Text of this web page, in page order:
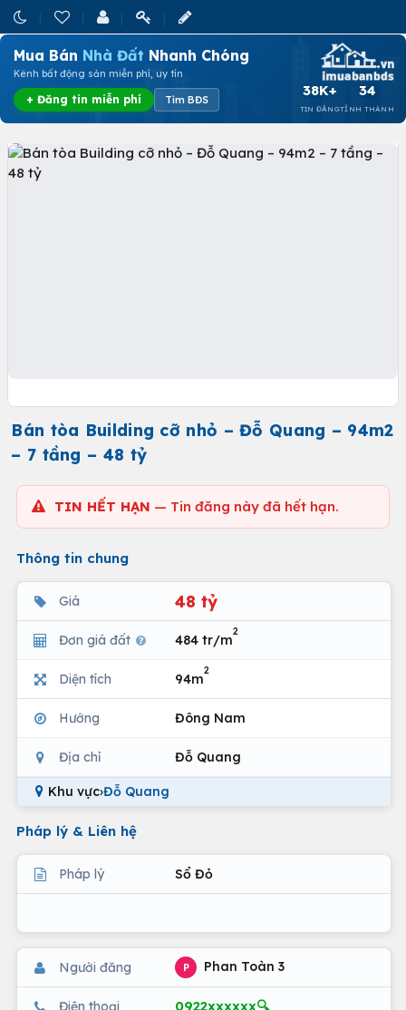
Mua Bán Nhà Đất Nhanh Chóng
Kênh bất động sản miễn phí, uy tín
+ Đăng tin miễn phí Tìm BĐS
38K+
TIN ĐĂNG
34
TỈNH THÀNH
Bán tòa Building cỡ nhỏ – Đỗ Quang – 94m2
– 7 tầng – 48 tỷ
TIN HẾT HẠN — Tin đăng này đã hết hạn.
Thông tin chung
Giá 48 tỷ
Đơn giá đất 484 tr/m
2
Diện tích 94m
2
Hướng Đông Nam
Địa chỉ Đỗ Quang
Khu vực›Đỗ Quang
Pháp lý & Liên hệ
Pháp lý Sổ Đỏ
Người đăng P Phan Toàn 3
Điện thoại 0922xxxxxx🔍